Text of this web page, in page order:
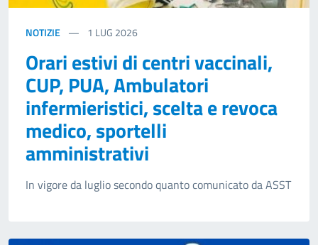
NOTIZIE 1 LUG 2026
Orari estivi di centri vaccinali,
CUP, PUA, Ambulatori
infermieristici, scelta e revoca
medico, sportelli
amministrativi
In vigore da luglio secondo quanto comunicato da ASST